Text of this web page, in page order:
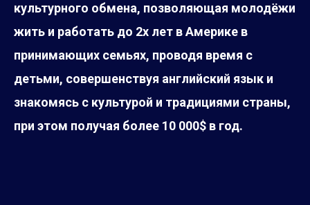
культурного обмена, позволяющая молодёжи
жить и работать до 2х лет в Америке в
принимающих семьях, проводя время с
детьми, совершенствуя английский язык и
знакомясь с культурой и традициями страны,
при этом получая более 10 000$ в год.